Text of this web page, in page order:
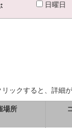
日曜日
ックすると、詳細
場所